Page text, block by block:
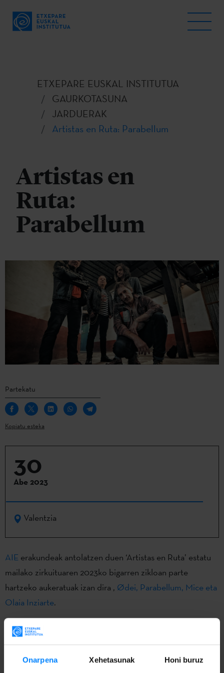
Onarpena Xehetasunak Honi buruz
ETXEPARE EUSKAL INSTITUTUA
GAURKOTASUNA
JARDUERAK
Artistas en Ruta: Parabellum
Artistas en
Ruta:
Parabellum
Partekatu
Kopiatu esteka
30
Abe 2023
Valentzia
AIE erakundeak antolatzen duen ‘Artistas en Ruta’ estatu
mailako zirkuituaren 2023ko bigarren zikloan parte
hartzeko aukeratuak izan dira , Ødei, Parabellum, Mice eta
Olaia Inziarte.
Abenduak 30: 16 Toneladas aretoa, Valentzia.